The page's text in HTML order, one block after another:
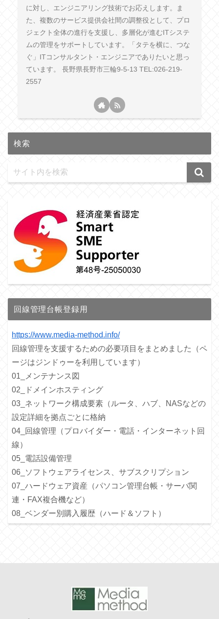
に対し、エンジニアリング技術でお応えします。ま
た、複数のサービス提供会社間の調整役として、プロ
ジェクト全体の進行を支援し、多層化が進むITシステ
ムの管理をサポートしています。「タテを横に、つな
ぐ」ITコンサルタント・エンジニアでありたいと思っ
ています。 長野県長野市三輪9-5-13 TEL:026-219-
2557
検索
回線管理台帳登録用
https://www.media-method.info/
回線管理を支援するための必要項目をまとめました（ペ
ージはジンドゥーを利用しています）
01_メンテナンス図
02_ドメインホスティング
03_ネットワーク構成要素（ルータ、ハブ、NASなどの
設定詳細を拠点ごとに格納
04_回線管理（プロバイダー・電話・インターネット回
線）
05_電話設備管理
06_ソフトウェアライセンス、サブスクリプション
07_ハードウェア資産（パソコン管理台帳・サーバ関
連・FAX複合機など）
08_ベンダー別購入履歴（ハード＆ソフト）